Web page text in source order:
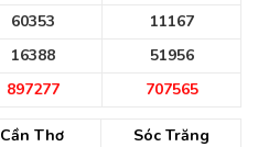
60353
11167
16388
51956
897277 707565
Cần Thơ
Sóc Trăng